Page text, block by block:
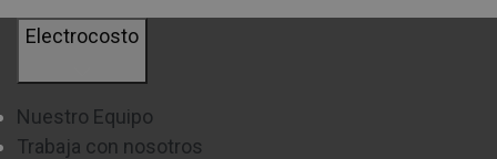
Electrocosto
Nuestro Equipo
Trabaja con nosotros